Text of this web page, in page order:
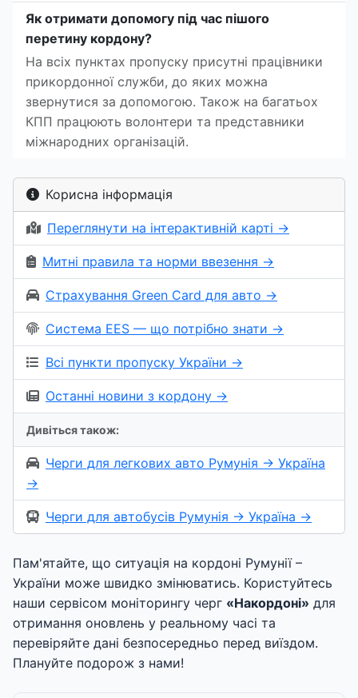
Як отримати допомогу під час пішого
перетину кордону?
На всіх пунктах пропуску присутні працівники
прикордонної служби, до яких можна
звернутися за допомогою. Також на багатьох
КПП працюють волонтери та представники
міжнародних організацій.
Корисна інформація
Переглянути на інтерактивній карті →
Митні правила та норми ввезення →
Страхування Green Card для авто →
Система EES — що потрібно знати →
Всі пункти пропуску України →
Останні новини з кордону →
Дивіться також:
Черги для легкових авто Румунія → Україна
→
Черги для автобусів Румунія → Україна →
Пам'ятайте, що ситуація на кордоні Румунії –
України може швидко змінюватись. Користуйтесь
наши сервісом моніторингу черг «Накордоні» для
отримання оновлень у реальному часі та
перевіряйте дані безпосередньо перед виїздом.
Плануйте подорож з нами!